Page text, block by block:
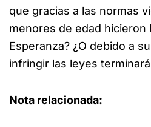
que gracias a las normas
menores de edad hicieron
Esperanza? ¿O debido a
infringir las leyes
Nota relacionada: